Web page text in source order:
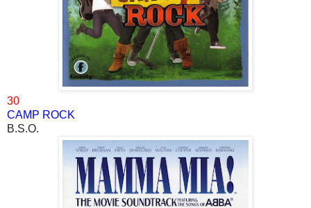
30
CAMP ROCK
B.S.O.